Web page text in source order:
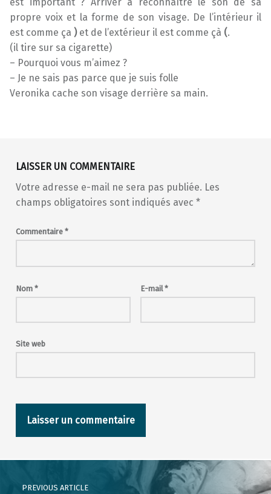
propre voix et la forme de son visage. De l’intérieur il
est comme ça )et de l’extérieur il est comme çà (.
(il tire sur sa cigarette)
– Pourquoi vous m’aimez ?
– Je ne sais pas parce que je suis folle
Veronika cache son visage derrière sa main.
LAISSER UN COMMENTAIRE
Votre adresse e-mail ne sera pas publiée. Les
champs obligatoires sont indiqués avec *
Commentaire *
Nom * E-mail*
Site web
Post navigation
PREVIOUS ARTICLE